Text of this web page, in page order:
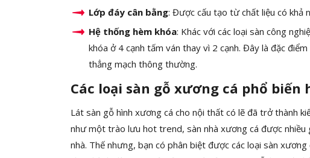
Lớp đáy cân bằng: Được cấu tạo từ chất liệu có khả
Hệ thống hèm khóa: Khác với các loại sàn công
khóa ở 4 cạnh tấm ván thay vì 2 cạnh. Đây là đặc
thẳng mạch thông thường.
Các loại sàn gỗ xương cá phổ biến
Lát sàn gỗ hình xương cá cho nội thất có lẽ đã trở thành
như một trào lưu hot trend, sàn nhà xương cá được
nhà. Thế nhưng, bạn có phân biệt được các loại sàn